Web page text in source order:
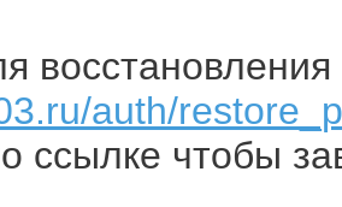
восстановления
auth/
ссылке чтобы